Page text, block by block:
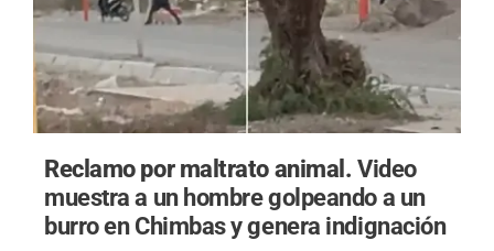
Reclamo por maltrato animal.Video
muestra a un hombre golpeando a un
burro en Chimbas y genera indignación